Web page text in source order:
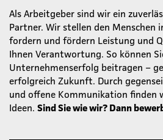
Als Arbeitgeber sind wir ein
Partner. Wir stellen den
fordern und fördern Leistung und
Ihnen Verantwortung. So können
Unternehmenserfolg beitragen –
erfolgreich Zukunft. Durch
und offene Kommunikation finden
Ideen. Sind Sie wie wir? Dann